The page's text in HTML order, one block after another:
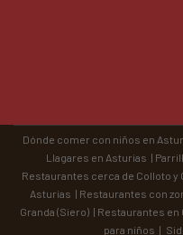
Dónde comer con niños en
Llagares en Asturias |
Restaurantes cerca de Colloto y
Asturias | Restaurantes con
Granda (Siero) | Restaurantes en
para niños |